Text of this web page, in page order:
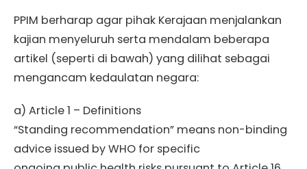
PPIM berharap agar pihak Kerajaan menjalankan
kajian menyeluruh serta mendalam beberapa
artikel (seperti di bawah) yang dilihat sebagai
mengancam kedaulatan negara:
a) Article 1 – Definitions
“Standing recommendation” means non-binding
advice issued by WHO for specific